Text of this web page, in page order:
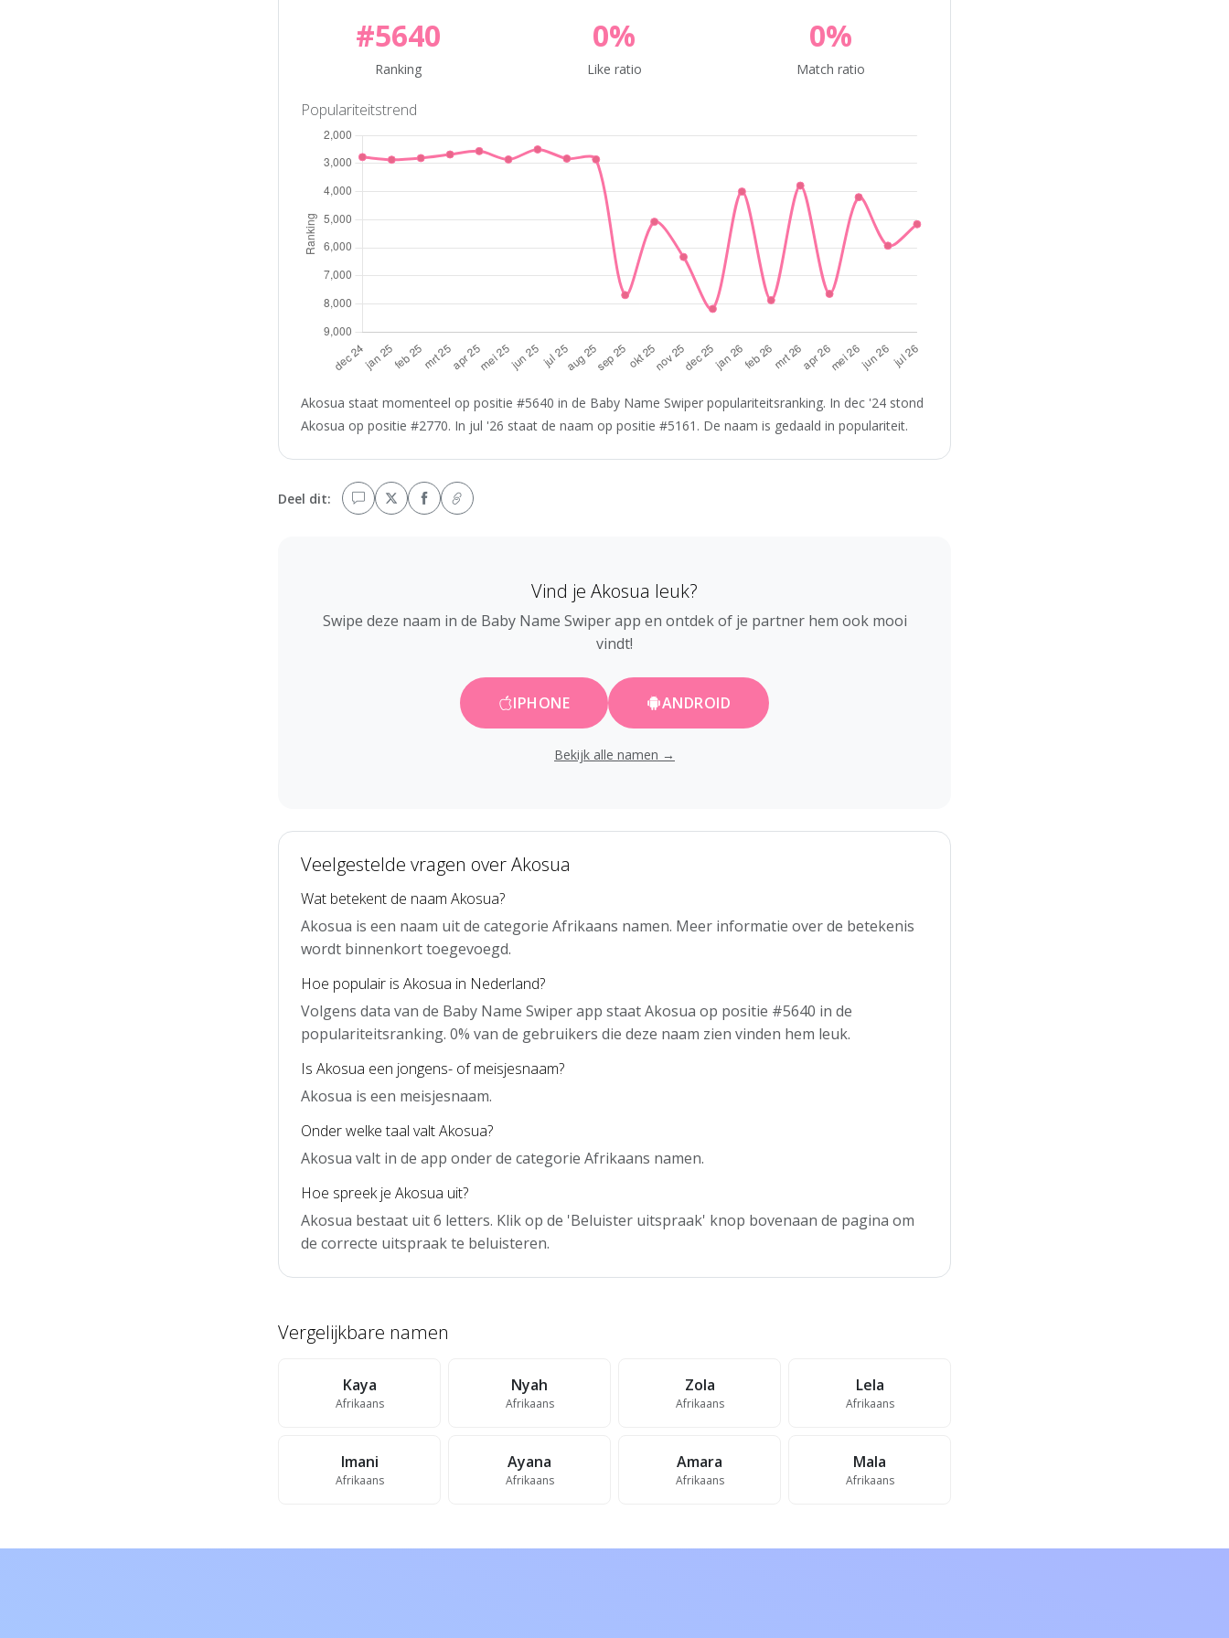
#5640
Ranking
0%
Like ratio
0%
Match ratio
Populariteitstrend
Akosua staat momenteel op positie #5640 in de Baby Name Swiper populariteitsranking. In dec '24 stond
Akosua op positie #2770. In jul '26 staat de naam op positie #5161. De naam is gedaald in populariteit.
Deel dit:
Vind je Akosua leuk?
Swipe deze naam in de Baby Name Swiper app en ontdek of je partner hem ook mooi
vindt!
IPHONE ANDROID
Bekijk alle namen →
Veelgestelde vragen over Akosua
Wat betekent de naam Akosua?
Akosua is een naam uit de categorie Afrikaans namen. Meer informatie over de betekenis
wordt binnenkort toegevoegd.
Hoe populair is Akosua in Nederland?
Volgens data van de Baby Name Swiper app staat Akosua op positie #5640 in de
populariteitsranking. 0% van de gebruikers die deze naam zien vinden hem leuk.
Is Akosua een jongens- of meisjesnaam?
Akosua is een meisjesnaam.
Onder welke taal valt Akosua?
Akosua valt in de app onder de categorie Afrikaans namen.
Hoe spreek je Akosua uit?
Akosua bestaat uit 6 letters. Klik op de 'Beluister uitspraak' knop bovenaan de pagina om
de correcte uitspraak te beluisteren.
Vergelijkbare namen
Kaya
Afrikaans
Nyah
Afrikaans
Zola
Afrikaans
Lela
Afrikaans
Imani
Afrikaans
Ayana
Afrikaans
Amara
Afrikaans
Mala
Afrikaans